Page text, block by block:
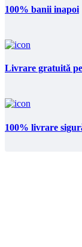
100% banii inapoi
Livrare gratuită
100% livrare